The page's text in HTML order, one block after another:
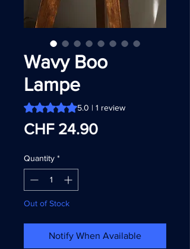
Wavy Boo
Lampe
Rating is 5.0 out of five stars based on 1
5.0 | 1 review
CHF 24.90Price
Quantity *
Out of Stock
Notify When Available